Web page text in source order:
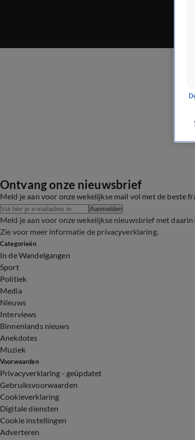
Ontvang onze nieuwsbrief
Meld je aan voor onze wekelijkse mail vol met de beste
Aanmelden
Meld je aan voor onze wekelijkse nieuwsbrief met
Zie voor meer informatie de privacyverklaring.
Categorieën
In de Wandelgangen
Sport
Politiek
Media
Nieuws
Interviews
Binnenlands nieuws
Anekdotes
Muziek
Voorwaarden
Privacyverklaring - geüpdatet
Gebruiksvoorwaarden
Cookieverklaring
Digitale diensten
Cookie instellingen
Adverteren